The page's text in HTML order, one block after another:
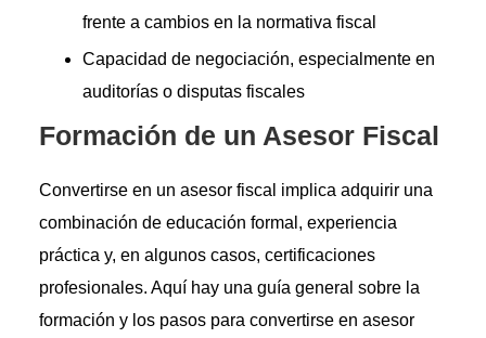
frente a cambios en la normativa fiscal
Capacidad de negociación, especialmente en
auditorías o disputas fiscales
Formación de un Asesor Fiscal
Convertirse en un asesor fiscal implica adquirir una
combinación de educación formal, experiencia
práctica y, en algunos casos, certificaciones
profesionales. Aquí hay una guía general sobre la
formación y los pasos para convertirse en asesor